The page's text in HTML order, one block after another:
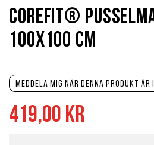
419,00 kr
Meddela mig när denna produkt är
Corefit®
100x100 cm
början
av
bildgalleriet